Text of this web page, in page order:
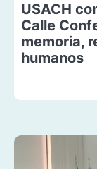
USACH
Calle
memoria,
humanos